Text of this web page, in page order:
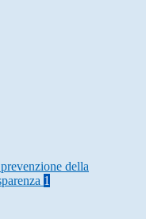
della
1